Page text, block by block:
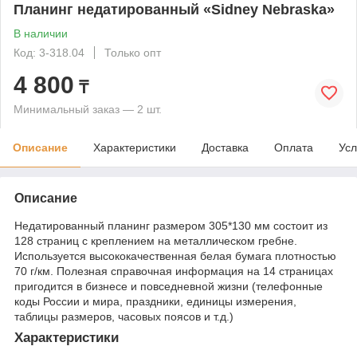
Планинг недатированный «Sidney Nebraska»
В наличии
Код: 3-318.04
Только опт
4 800 ₸
Минимальный заказ — 2 шт.
Описание Характеристики Доставка Оплата
Описание
Недатированный планинг размером 305*130 мм состоит из
128 страниц с креплением на металлическом гребне.
Используется высококачественная белая бумага плотностью
70 г/км. Полезная справочная информация на 14 страницах
пригодится в бизнесе и повседневной жизни (телефонные
коды России и мира, праздники, единицы измерения,
таблицы размеров, часовых поясов и т.д.)
Характеристики